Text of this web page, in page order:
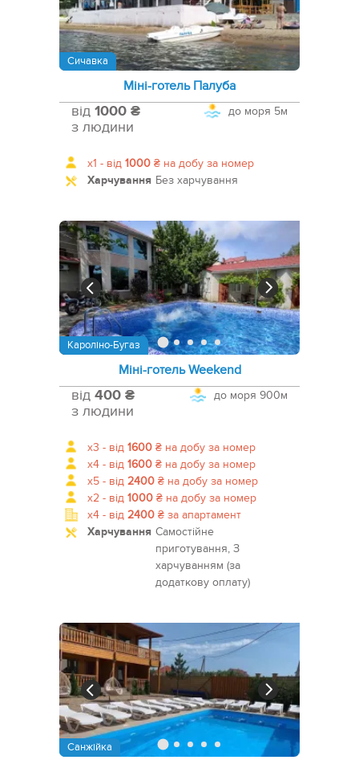
Сичавка
Міні-готель Палуба
до моря 5м
від 1000 ₴
з людини
x1 - від 1000 ₴ на добу за номер
Харчування Без харчування
Кароліно-Бугаз
Міні-готель Weekend
до моря 900м
від 400 ₴
з людини
x3 - від 1600 ₴ на добу за номер
x4 - від 1600 ₴ на добу за номер
x5 - від 2400 ₴ на добу за номер
x2 - від 1000 ₴ на добу за номер
x4 - від 2400 ₴ за апартамент
Харчування Самостійне
приготування, З
харчуванням (за
додаткову оплату)
Санжійка